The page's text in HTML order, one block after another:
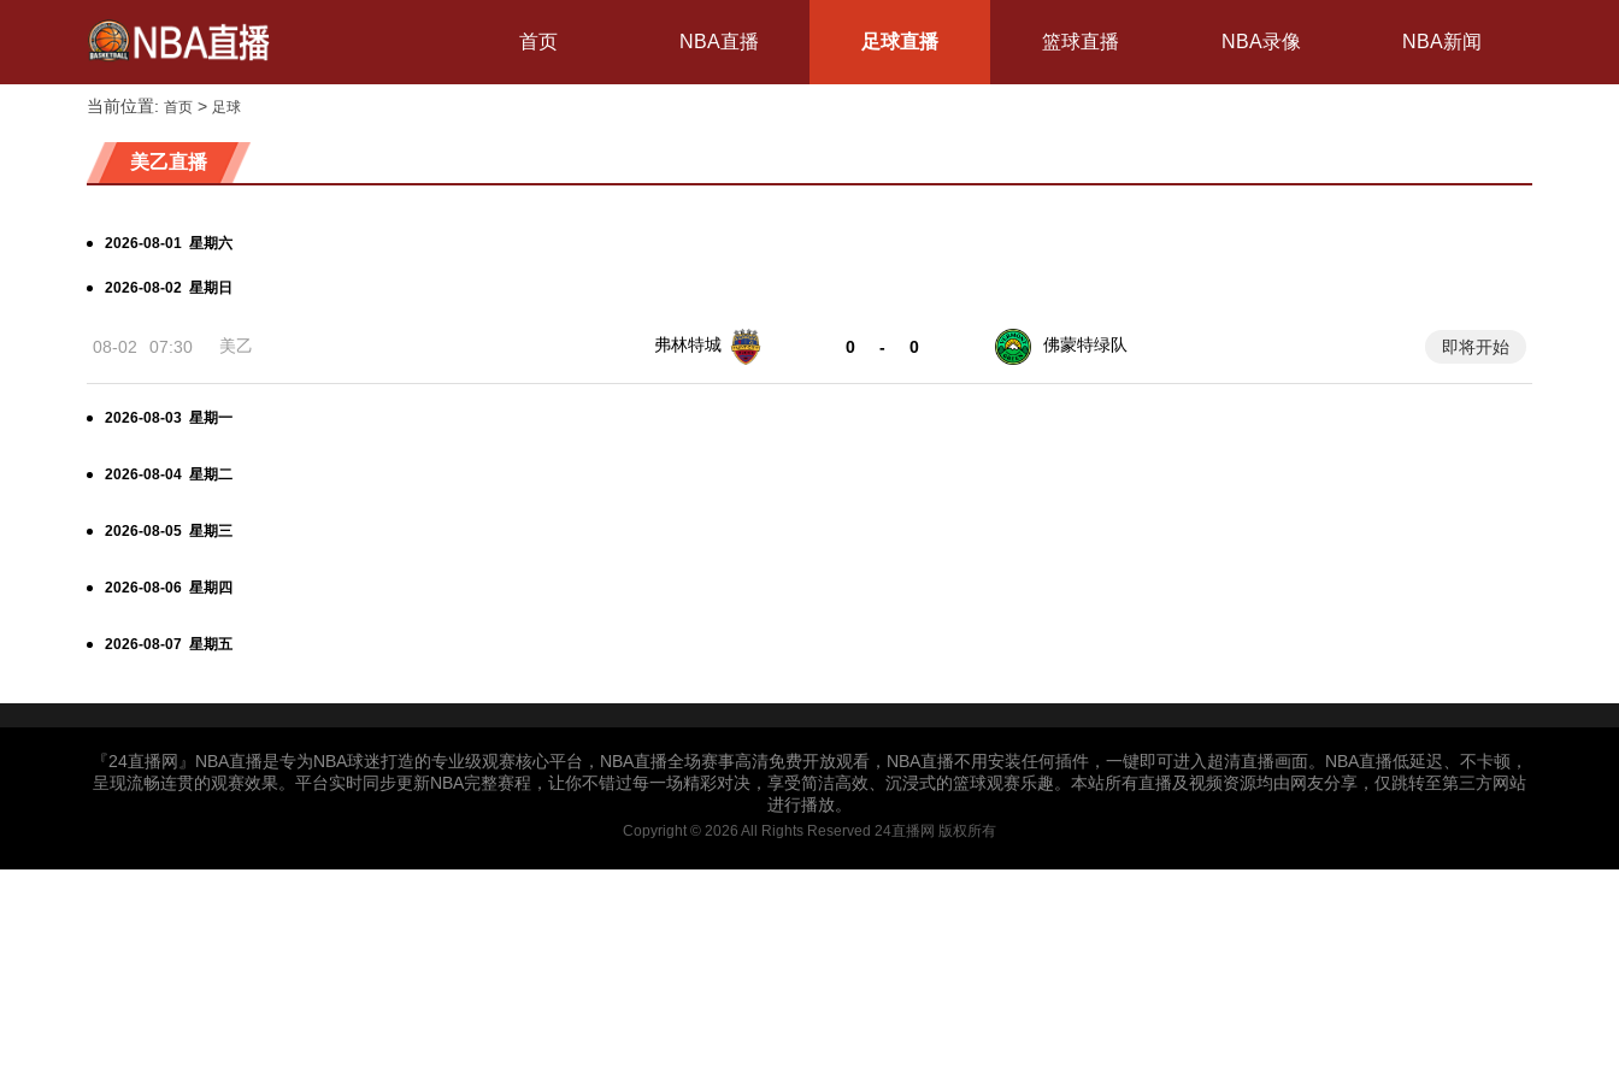
首页 NBA直播 足球直播 篮球直播 NBA录像 NBA新闻
当前位置: 首页 > 足球
美乙直播
2026-08-01 星期六
2026-08-02 星期日
08-02 07:30 美乙 弗林特城 0 - 0 佛蒙特绿队 即将开始
2026-08-03 星期一
2026-08-04 星期二
2026-08-05 星期三
2026-08-06 星期四
2026-08-07 星期五
『24直播网』NBA直播是专为NBA球迷打造的专业级观赛核心平台，NBA直播全场赛事高清免费开放观看，NBA直播不用安装任何插件，一键即可进入超清直播画面。NBA直播低延迟、不卡顿，
呈现流畅连贯的观赛效果。平台实时同步更新NBA完整赛程，让你不错过每一场精彩对决，享受简洁高效、沉浸式的篮球观赛乐趣。本站所有直播及视频资源均由网友分享，仅跳转至第三方网站
进行播放。
Copyright © 2026 All Rights Reserved 24直播网 版权所有